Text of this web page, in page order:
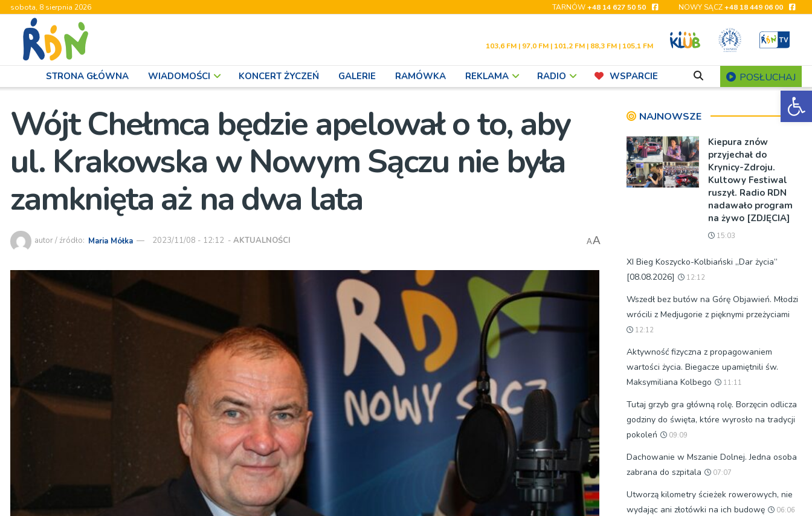
sobota, 8 sierpnia 2026 TARNÓW+48 14 627 50 50 NOWY SĄCZ+48 18 449 06 00
103,6 FM | 97,0 FM | 101,2 FM | 88,3 FM | 105,1 FM
STRONA GŁÓWNA WIADOMOŚCI KONCERT ŻYCZEŃ GALERIE RAMÓWKA REKLAMA RADIO WSPARCIE POSŁUCHAJ
Wójt Chełmca będzie apelował o to, aby
ul. Krakowska w Nowym Sączu nie była
zamknięta aż na dwa lata
autor / źródło: Maria Mółka 2023/11/08 - 12:12 - AKTUALNOŚCI AA
NAJNOWSZE
Kiepura znów
przyjechał do
Krynicy-Zdroju.
Kultowy Festiwal
ruszył. Radio RDN
nadawało program
na żywo [ZDJĘCIA]
15:03
XI Bieg Koszycko-Kolbiański „Dar życia”
[08.08.2026]
12:12
Wszedł bez butów na Górę Objawień. Młodzi
wrócili z Medjugorie z pięknymi przeżyciami
12:12
Aktywność fizyczna z propagowaniem
wartości życia. Biegacze upamiętnili św.
Maksymiliana Kolbego
11:11
Tutaj grzyb gra główną rolę. Borzęcin odlicza
godziny do święta, które wyrosło na tradycji
pokoleń
09:09
Dachowanie w Mszanie Dolnej. Jedna osoba
zabrana do szpitala
07:07
Utworzą kilometry ścieżek rowerowych, nie
wydając ani złotówki na ich budowę
06:06